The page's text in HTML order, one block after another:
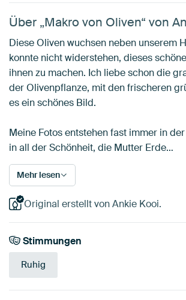
Über „Makro von Oliven“ von
Diese Oliven wuchsen neben unserem
konnte nicht widerstehen, dieses
ihnen zu machen. Ich liebe schon die
der Olivenpflanze, mit den frischeren
es ein schönes Bild.
Meine Fotos entstehen fast immer in
in all der Schönheit, die Mutter Erde…
Mehr lesen
Original erstellt von Ankie Kooi.
Stimmungen
Ruhig